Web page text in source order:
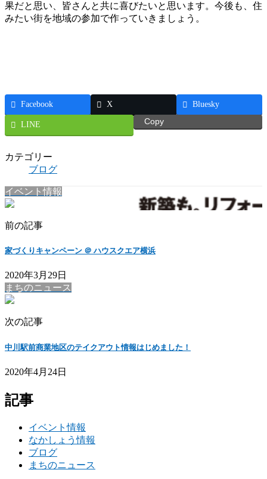
果だと思い、皆さんと共に喜びたいと思います。今後も、住
みたい街を地域の参加で作っていきましょう。
Facebook X Bluesky
LINE Copy
カテゴリー
ブログ
イベント情報
前の記事
家づくりキャンペーン ＠ ハウスクエア横浜
2020年3月29日
まちのニュース
次の記事
中川駅前商業地区のテイクアウト情報はじめました！
2020年4月24日
記事
イベント情報
なかしょう情報
ブログ
まちのニュース